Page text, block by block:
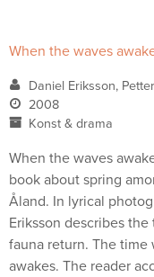
When the waves
Daniel Eriksson,
2008
Konst & drama
When the waves
book about spring
Åland. In lyrical
Eriksson describes
fauna return. The time
awakes. The reader